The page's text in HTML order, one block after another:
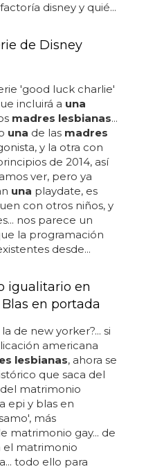
disney y quié...
de Disney
'good luck charlie'
incluirá a una
madres lesbianas...
una de las madres
y la otra con
de 2014, así
ver, pero ya
una playdate, es
con otros niños, y
nos parece un
la programación
desde...
igualitario en
en portada
de new yorker?... si
americana
lesbianas, ahora se
que saca del
matrimonio
epi y blas en
más
matrimonio gay... de
el matrimonio
todo ello para